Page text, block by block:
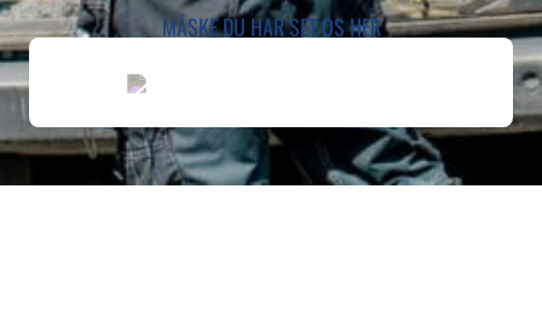
MÅSKE DU HAR SET OS HER